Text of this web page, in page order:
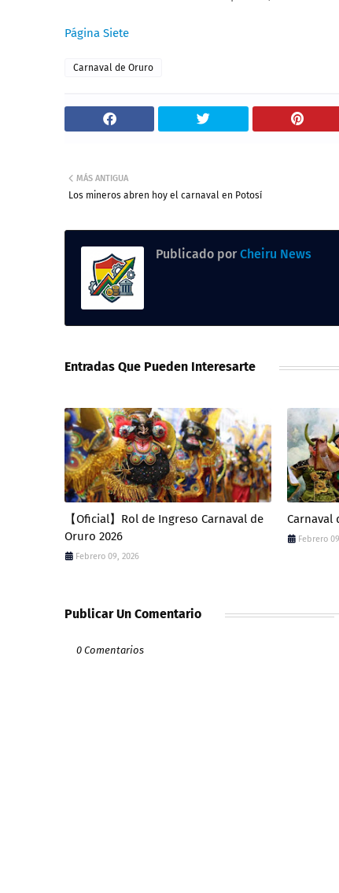
Página Siete
Carnaval de Oruro
MÁS ANTIGUA
Los mineros abren hoy el carnaval en Potosí
Publicado por Cheiru News
Entradas Que Pueden Interesarte
【Oficial】Rol de Ingreso Carnaval de
Oruro 2026
Febrero 09, 2026
Carnaval
Febrero
Publicar Un Comentario
0 Comentarios